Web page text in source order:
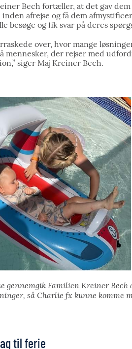
Bech fortæller, at det gav
inden afrejse og få dem
besøge og fik svar på deres
over, hvor mange
mennesker, der rejser med
siger Maj Kreiner Bech.
gennemgik Familien Kreiner
så Charlie fx kunne komme
til ferie